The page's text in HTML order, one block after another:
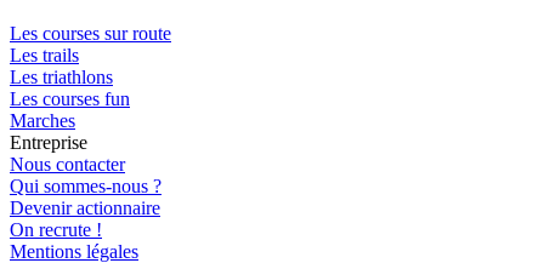
Les courses sur route
Les trails
Les triathlons
Les courses fun
Marches
Entreprise
Nous contacter
Qui sommes-nous ?
Devenir actionnaire
On recrute !
Mentions légales